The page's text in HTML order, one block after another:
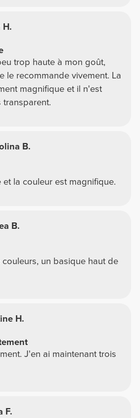
H.
trop haute à mon goût,
le recommande vivement. La
magnifique et il n'est
B.
et la couleur est magnifique.
B.
un basique haut de
H.
J'en ai maintenant trois
F.